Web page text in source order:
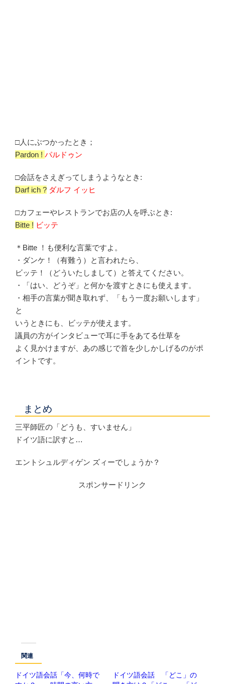
□人にぶつかったとき；
Pardon ! パルドゥン
□会話をさえぎってしまうようなとき:
Darf ich ? ダルフ イッヒ
□カフェーやレストランでお店の人を呼ぶとき:
Bitte ! ビッテ
＊Bitte ！も便利な言葉ですよ。
・ダンケ！（有難う）と言われたら、
ビッテ！（どういたしまして）と答えてください。
・「はい、どうぞ」と何かを渡すときにも使えます。
・相手の言葉が聞き取れず、「もう一度お願いします」
と
いうときにも、ビッテが使えます。
議員の方がインタビューで耳に手をあてる仕草を
よく見かけますが、あの感じで首を少しかしげるのがポ
イントです。
まとめ
三平師匠の「どうも、すいません」
ドイツ語に訳すと…
エントシュルディゲン ズィーでしょうか？
スポンサードリンク
関連
ドイツ語会話「今、何時で
ドイツ語会話 「どこ」の